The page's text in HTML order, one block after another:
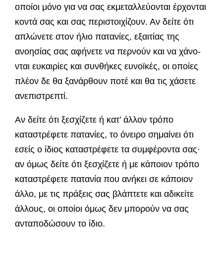
οποίοι μόνο για να σας εκμεταλλεύονται έρ­χονται
κοντά σας και σας περιστοιχίζουν. Αν δείτε ότι
απλώνετε στον ήλιο πατανίες, εξαιτίας της
ανοησίας σας αφήνετε να περνούν και να χάνο­
νται ευκαιρίες και συνθήκες ευνοϊκές, οι οποίες
πλέον δε θα ξανάρθουν ποτέ και θα τις χάσετε
ανεπιστρεπτί.
Αν δείτε ότι ξεσχίζετε ή κατ’ άλ­λον τρόπο
καταστρέφετε πατανίες, το όνειρο ση­μαίνει ότι
εσείς ο ίδιος καταστρέφετε τα συμφέ­ροντα σας·
αν όμως δείτε ότι ξεσχίζετε ή με κά­ποιον τρόπο
καταστρέφετε πατανία που ανήκει σε κάποιον
άλλο, με τις πράξεις σας βλάπτετε και αδι­κείτε
άλλους, οι οποίοι όμως δεν μπορούν να σας
ανταποδώσουν το ίδιο.